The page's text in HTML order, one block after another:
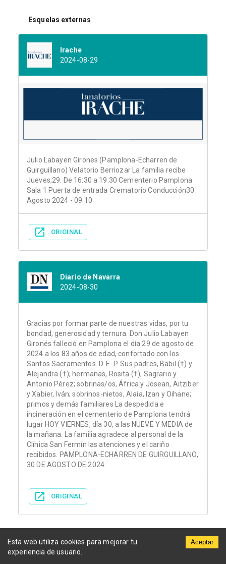
Municipios
Esquelas externas
Irache
2024-08-29
Julio Labayen Girones (Pamplona-Echarren de
Guirguillano) Velatorio Berriozar La familia recibe
Jueves,29. De 16:30 a 19:30 Cementerio Pamplona
Sala 1 Puerta de entrada Crematorio Conducción30
Agosto 2024 - 09:10
ORIGINAL
Diario de Navarra
2024-08-30
Gracias por formar parte de nuestras vidas, por tu
bondad, generosidad y ternura. Don Julio Labayen
Gironés falleció en Pamplona el día 29 de agosto de
2024 a los 83 años de edad, confortado con los
Santos Sacramentos. D. E. P. Sus padres, Babil (†) y
Alejandra (†); hermanas, Rosita (†), Sagrario y
Antonio Pérez; sobrinas/os, África y Josean, Aitziber
y Xabier, Iván; sobrinos-nietos, Alaia, Izan y Oihane;
primos y demás familiares La despedida e
incineración en el cementerio de Pamplona tendrá
lugar HOY VIERNES, día 30, a las NUEVE Y MEDIA de
la mañana. La familia agradece al personal de la
Clínica San Fermín las atenciones y el cariño
recibidos. PAMPLONA-ECHARREN DE GUIRGUILLANO,
30 DE AGOSTO DE 2024
ORIGINAL
Esta web utiliza cookies para mejorar tu
experiencia de usuario.
Aceptar